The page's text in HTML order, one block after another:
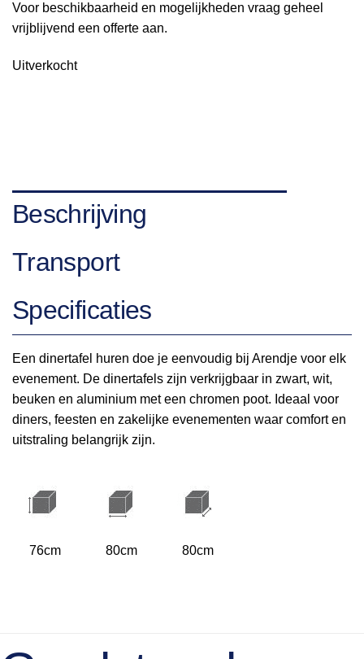
Voor beschikbaarheid en mogelijkheden vraag geheel
vrijblijvend een offerte aan.
Uitverkocht
Beschrijving
Transport
Specificaties
Een dinertafel huren doe je eenvoudig bij Arendje voor elk
evenement. De dinertafels zijn verkrijgbaar in zwart, wit,
beuken en aluminium met een chromen poot. Ideaal voor
diners, feesten en zakelijke evenementen waar comfort en
uitstraling belangrijk zijn.
76cm 80cm 80cm